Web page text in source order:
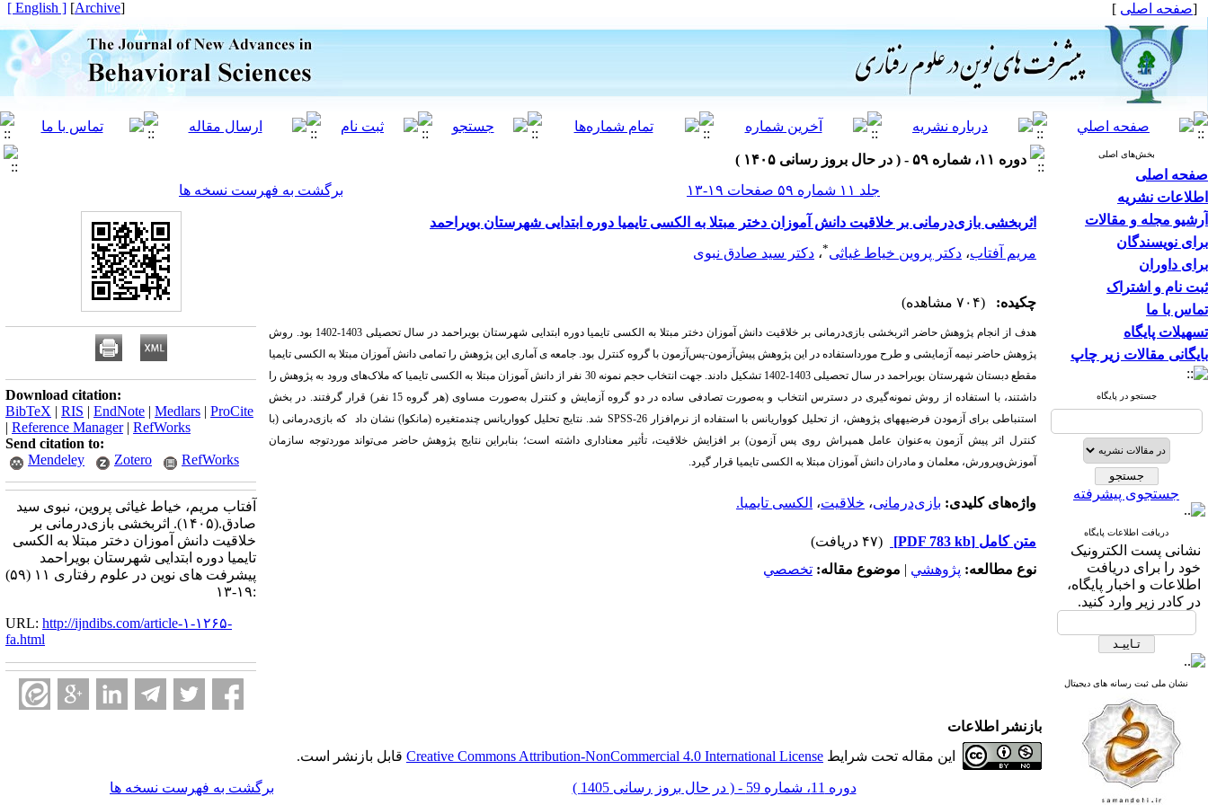
[صفحه اصلی ]
[
Archive
]
[ English ]
بخش‌های اصلی
صفحه اصلی
اطلاعات نشریه
آرشیو مجله و مقالات
برای نویسندگان
برای داوران
ثبت نام و اشتراک
تماس با ما
تسهیلات پایگاه
بایگانی مقالات زیر چاپ
جستجو در پایگاه
جستجوی پیشرفته
دریافت اطلاعات پایگاه
نشانی پست الکترونیک
خود را برای دریافت
اطلاعات و اخبار پایگاه،
در کادر زیر وارد کنید.
نشان ملی ثبت رسانه های دیجیتال
دوره ۱۱، شماره ۵۹ - ( در حال بروز رسانی ۱۴۰۵ )
جلد ۱۱ شماره ۵۹ صفحات ۱۹-۱۳
برگشت به فهرست نسخه ها
اثربخشی بازی‌درمانی بر خلاقیت دانش آموزان دختر مبتلا به الکسی تایمیا دوره ابتدایی شهرستان بویراحمد
مریم آفتاب، دکتر پروین خیاط غیاثی*، دکتر سید صادق نبوی
چکیده: (۷۰۴ مشاهده)
هدف از انجام پژوهش حاضر اثربخشی بازی‌درمانی بر خلاقیت دانش آموزان دختر مبتلا به الکسی تایمیا دوره ابتدایی شهرستان بویراحمد در سال تحصیلی 1403-1402 بود. روش
پژوهش حاضر نیمه آزمایشی و طرح مورداستفاده در این پژوهش پیش‌آزمون-پس‌آزمون با گروه کنترل بود. جامعه ی آماری این پژوهش را تمامی دانش آموزان مبتلا به الکسی تایمیا
مقطع دبستان شهرستان بویراحمد در سال تحصیلی 1403-1402 تشکیل دادند. جهت انتخاب حجم نمونه 30 نفر از دانش آموزان مبتلا به الکسی تایمیا که ملاک‌های ورود به پژوهش را
داشتند، با استفاده از روش نمونه‌گیری در دسترس انتخاب و به‌صورت تصادفی ساده در دو گروه آزمایش و کنترل به‌صورت مساوی (هر گروه 15 نفر) قرار گرفتند. در بخش
استنباطی برای آزمودن فرضیه­های پژوهش، از تحلیل کوواریانس با استفاده از نرم‌افزارSPSS-26 شد. نتایج تحلیل کوواریانس چندمتغیره (مانکوا) نشان داد ‏ که بازی‌درمانی (با
کنترل اثر پیش ‏آزمون به‌عنوان عامل همپراش روی پس‏ آزمون) بر افزایش خلاقیت، تأثیر معناداری داشته است؛ بنابراین نتایج پژوهش حاضر می‌تواند موردتوجه سازمان
آموزش‌وپرورش، معلمان و مادران دانش آموزان مبتلا به الکسی تایمیا قرار گیرد.
واژه‌های کلیدی: بازی‌درمانی، خلاقیت، الکسی تایمیا.
متن کامل [PDF 783 kb]
(۴۷ دریافت)
نوع مطالعه: پژوهشي | موضوع مقاله: تخصصي
Download citation:
BibTeX | RIS | EndNote | Medlars | ProCite
| Reference Manager| RefWorks
Send citation to:
Mendeley
Zotero RefWorks
آفتاب مریم، خیاط غیاثی پروین، نبوی سید
صادق.(۱۴۰۵).
اثربخشی بازی‌درمانی بر
خلاقیت دانش آموزان دختر مبتلا به الکسی
تایمیا دوره ابتدایی شهرستان بویراحمد
پیشرفت های نوین در علوم رفتاری ۱۱ (۵۹)
:۱۹-۱۳
URL: http://ijndibs.com/article-۱-۱۲۶۵-
fa.html
بازنشر اطلاعات
این مقاله تحت شرایط Creative Commons Attribution-NonCommercial 4.0 International License قابل بازنشر است.
دوره 11، شماره 59 - ( در حال بروز رسانی 1405 ) برگشت به فهرست نسخه ها